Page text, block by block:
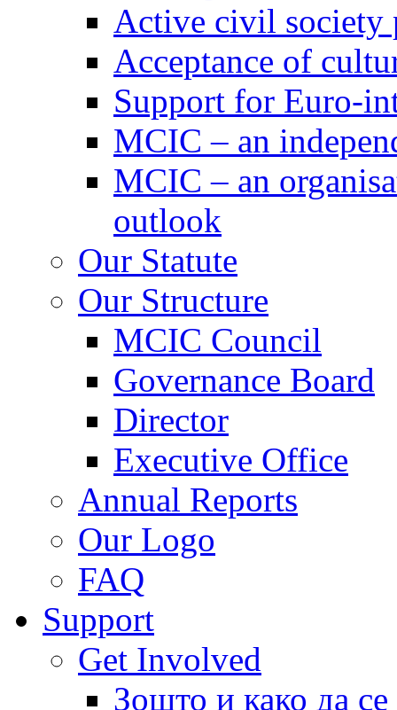
Active civil society
Acceptance of
Support for Euro-
MCIC – an
MCIC – an
outlook
Our Statute
Our Structure
MCIC Council
Governance Board
Director
Executive Office
Annual Reports
Our Logo
FAQ
Support
Get Involved
Зошто и како да